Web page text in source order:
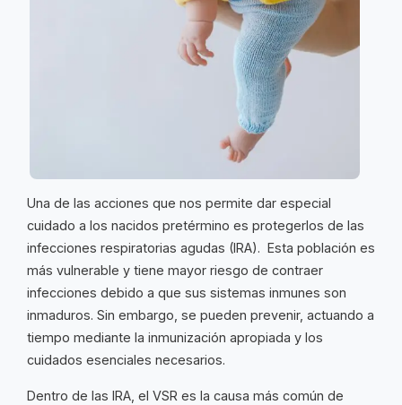
Una de las acciones que nos permite dar especial
cuidado a los nacidos pretérmino es protegerlos de las
infecciones respiratorias agudas (IRA). Esta población es
más vulnerable y tiene mayor riesgo de contraer
infecciones debido a que sus sistemas inmunes son
inmaduros. Sin embargo, se pueden prevenir, actuando a
tiempo mediante la inmunización apropiada y los
cuidados esenciales necesarios.
Dentro de las IRA, el VSR es la causa más común de